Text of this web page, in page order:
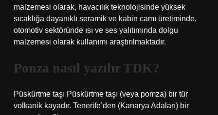
malzemesi olarak, havacılık teknolojisinde yüksek
sıcaklığa dayanıklı seramik ve kabin camı üretiminde,
otomotiv sektöründe ısı ve ses yalıtımında dolgu
malzemesi olarak kullanımı araştırılmaktadır.
Ponza nasıl yazılır TDK?
Püskürtme taşı Püskürtme taşı (veya pomza) bir tür
volkanik kayadır. Tenerife’den (Kanarya Adaları) bir